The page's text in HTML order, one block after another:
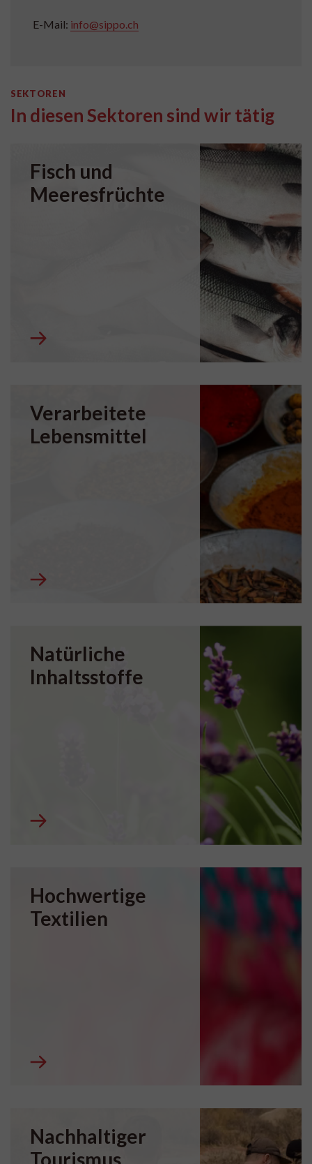
E-Mail: info@sippo.ch
SEKTOREN
In diesen Sektoren sind wir tätig
Fisch und
Meeresfrüchte
Verarbeitete
Lebensmittel
Natürliche
Inhaltsstoffe
Hochwertige
Textilien
Nachhaltiger
Tourismus